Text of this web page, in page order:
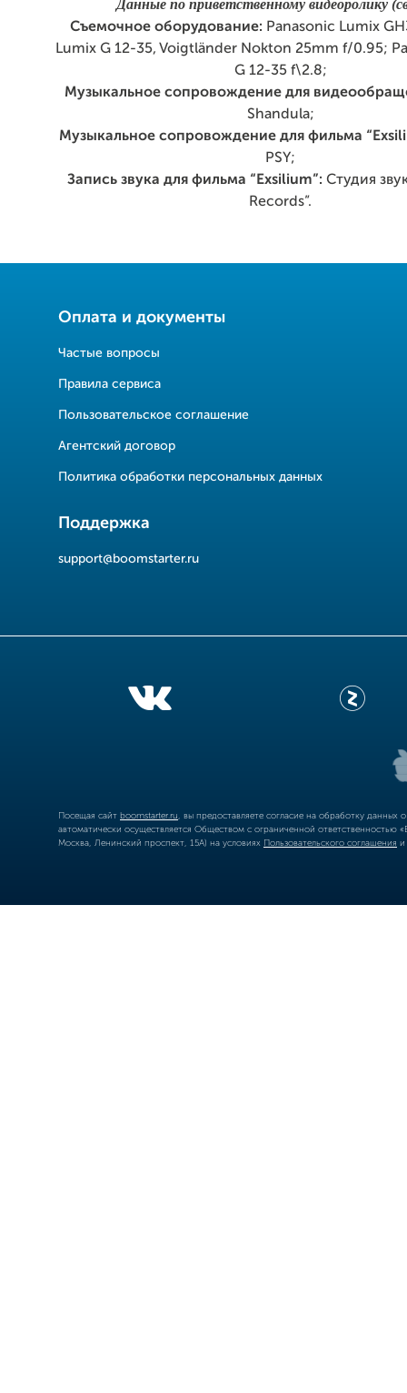
Данные по приветственному видеоролику
Съемочное оборудование: Panasonic Lumix
Lumix G 12-35, Voigtländer Nokton 25mm f/0.95;
G 12-35 f\2.8;
Музыкальное сопровождение для
Shandula;
Музыкальное сопровождение для фильма
PSY;
Запись звука для фильма “Exsilium”: Студия
Records”.
Оплата и документы
Частые вопросы
Правила сервиса
Пользовательское соглашение
Агентский договор
Политика обработки персональных данных
Поддержка
support@boomstarter.ru
Посещая сайт boomstarter.ru , вы предоставляете согласие на обработку
автоматически осуществляется Обществом с ограниченной
Москва, Ленинский проспект, 15А) на условиях Пользовательского соглашения и